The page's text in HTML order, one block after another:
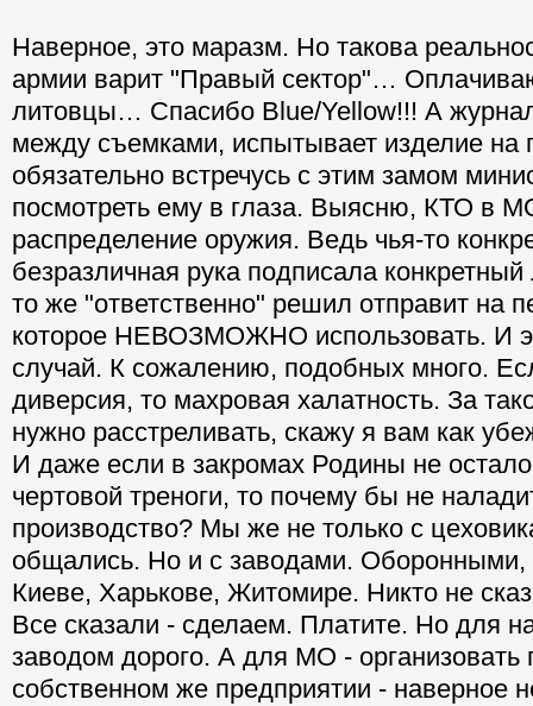
Наверное, это маразм. Но такова
армии варит "Правый сектор"…
литовцы… Спасибо Blue/Yellow!!! А
между съемками, испытывает изделие на
обязательно встречусь с этим замом
посмотреть ему в глаза. Выясню, КТО в
распределение оружия. Ведь чья-то
безразличная рука подписала
то же "ответственно" решил отправит на
которое НЕВОЗМОЖНО использовать. И
случай. К сожалению, подобных много.
диверсия, то махровая халатность. За
нужно расстреливать, скажу я вам как
И даже если в закромах Родины не
чертовой треноги, то почему бы не
производство? Мы же не только с
общались. Но и с заводами. Оборонными,
Киеве, Харькове, Житомире. Никто не
Все сказали - сделаем. Платите. Но для
заводом дорого. А для МО - организовать
собственном же предприятии - наверное